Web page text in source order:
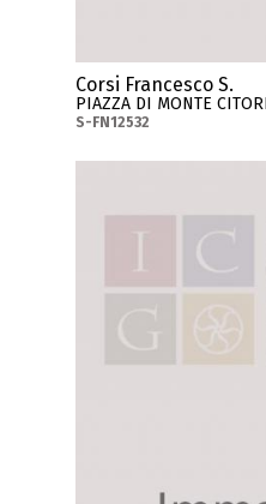
Corsi Francesco S.
PIAZZA DI MONTE
S-FN12532